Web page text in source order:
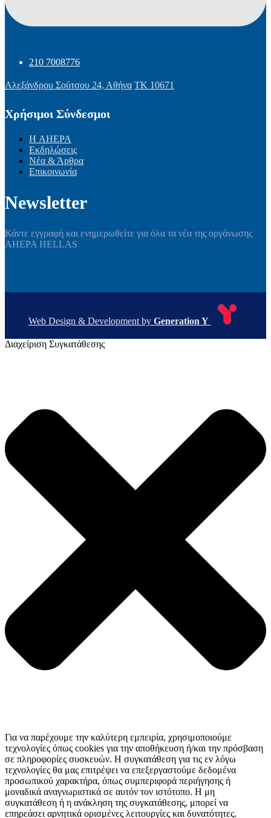
210 7008776
Αλεξάνδρου Σούτσου 24, Αθήνα ΤΚ 10671
Χρήσιμοι Σύνδεσμοι
Η AHEPA
Εκδηλώσεις
Νέα & Άρθρα
Επικοινωνία
Newsletter
Κάντε εγγραφή και ενημερωθείτε για όλα τα νέα της οργάνωσης
AHEPA HELLAS
Web Design & Development by Generation Y
Διαχείριση Συγκατάθεσης
Για να παρέχουμε την καλύτερη εμπειρία, χρησιμοποιούμε
τεχνολογίες όπως cookies για την αποθήκευση ή/και την πρόσβαση
σε πληροφορίες συσκευών. Η συγκατάθεση για τις εν λόγω
τεχνολογίες θα μας επιτρέψει να επεξεργαστούμε δεδομένα
προσωπικού χαρακτήρα, όπως συμπεριφορά περιήγησης ή
μοναδικά αναγνωριστικά σε αυτόν τον ιστότοπο. Η μη
συγκατάθεση ή η ανάκληση της συγκατάθεσης, μπορεί να
επηρεάσει αρνητικά ορισμένες λειτουργίες και δυνατότητες.